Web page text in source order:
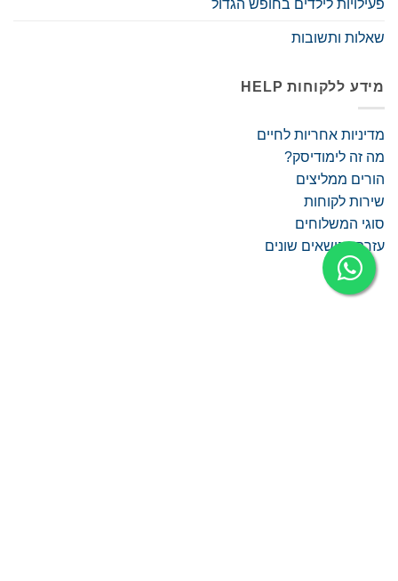
פעילויות לילדים בחופש הגדול
שאלות ותשובות
מידע ללקוחות HELP
מדיניות אחריות לחיים
מה זה לימודיסק?
הורים ממליצים
שירות לקוחות
סוגי המשלוחים
עזרה בנושאים שונים